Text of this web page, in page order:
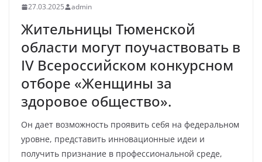
27.03.2025 admin
Жительницы Тюменской
области могут поучаствовать в
IV Всероссийском конкурсном
отборе «Женщины за
здоровое общество».
Он дает возможность проявить себя на федеральном
уровне, представить инновационные идеи и
получить признание в профессиональной среде,